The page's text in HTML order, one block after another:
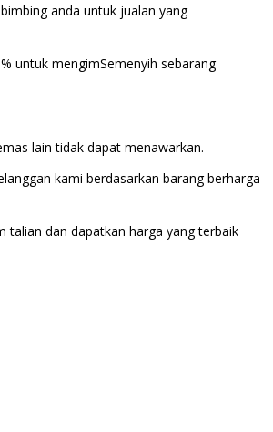
anda untuk jualan yang
untuk mengimSemenyih sebarang
lain tidak dapat menawarkan.
kami berdasarkan barang berharga
talian dan dapatkan harga yang terbaik